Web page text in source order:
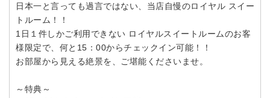
日本一と言っても過言ではない、当店自慢のロイヤル スイー
トルーム！！
1日１件しかご利用できない ロイヤルスイートルームのお客
様限定で、何と15：00からチェックイン可能！！
お部屋から見える絶景を、ご堪能くださいませ。
～特典～